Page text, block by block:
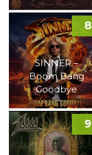
SINNER –
Boom Bang
Goodbye
8
9